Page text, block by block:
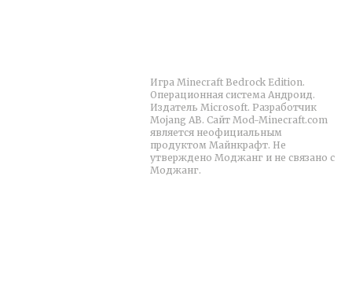
Игра Minecraft Bedrock Edition.
Операционная система Андроид.
Издатель Microsoft. Разработчик
Mojang AB. Сайт Mod-Minecraft.com
является неофициальным
продуктом Майнкрафт. Не
утверждено Моджанг и не связано с
Моджанг.